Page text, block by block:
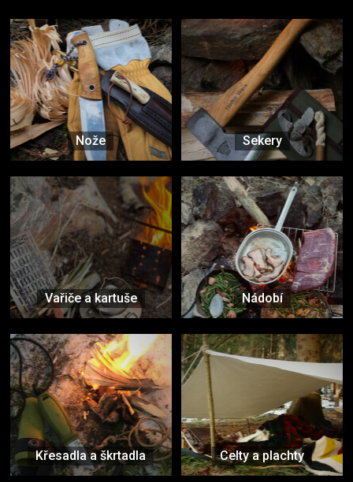
Nože Sekery
Vařiče a kartuše Nádobí
Křesadla a škrtadla Celty a plachty